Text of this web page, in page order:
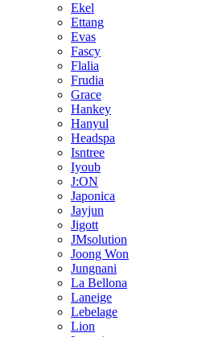
Ekel
Ettang
Evas
Fascy
Flalia
Frudia
Grace
Hankey
Hanyul
Headspa
Isntree
Iyoub
J:ON
Japonica
Jayjun
Jigott
JMsolution
Joong Won
Jungnani
La Bellona
Laneige
Lebelage
Lion